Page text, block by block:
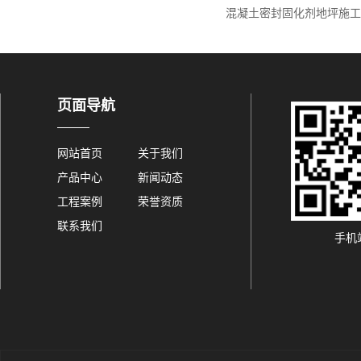
混凝土密封固化剂地坪施
页面导航
网站首页
关于我们
产品中心
新闻动态
工程案例
荣誉资质
联系我们
手机